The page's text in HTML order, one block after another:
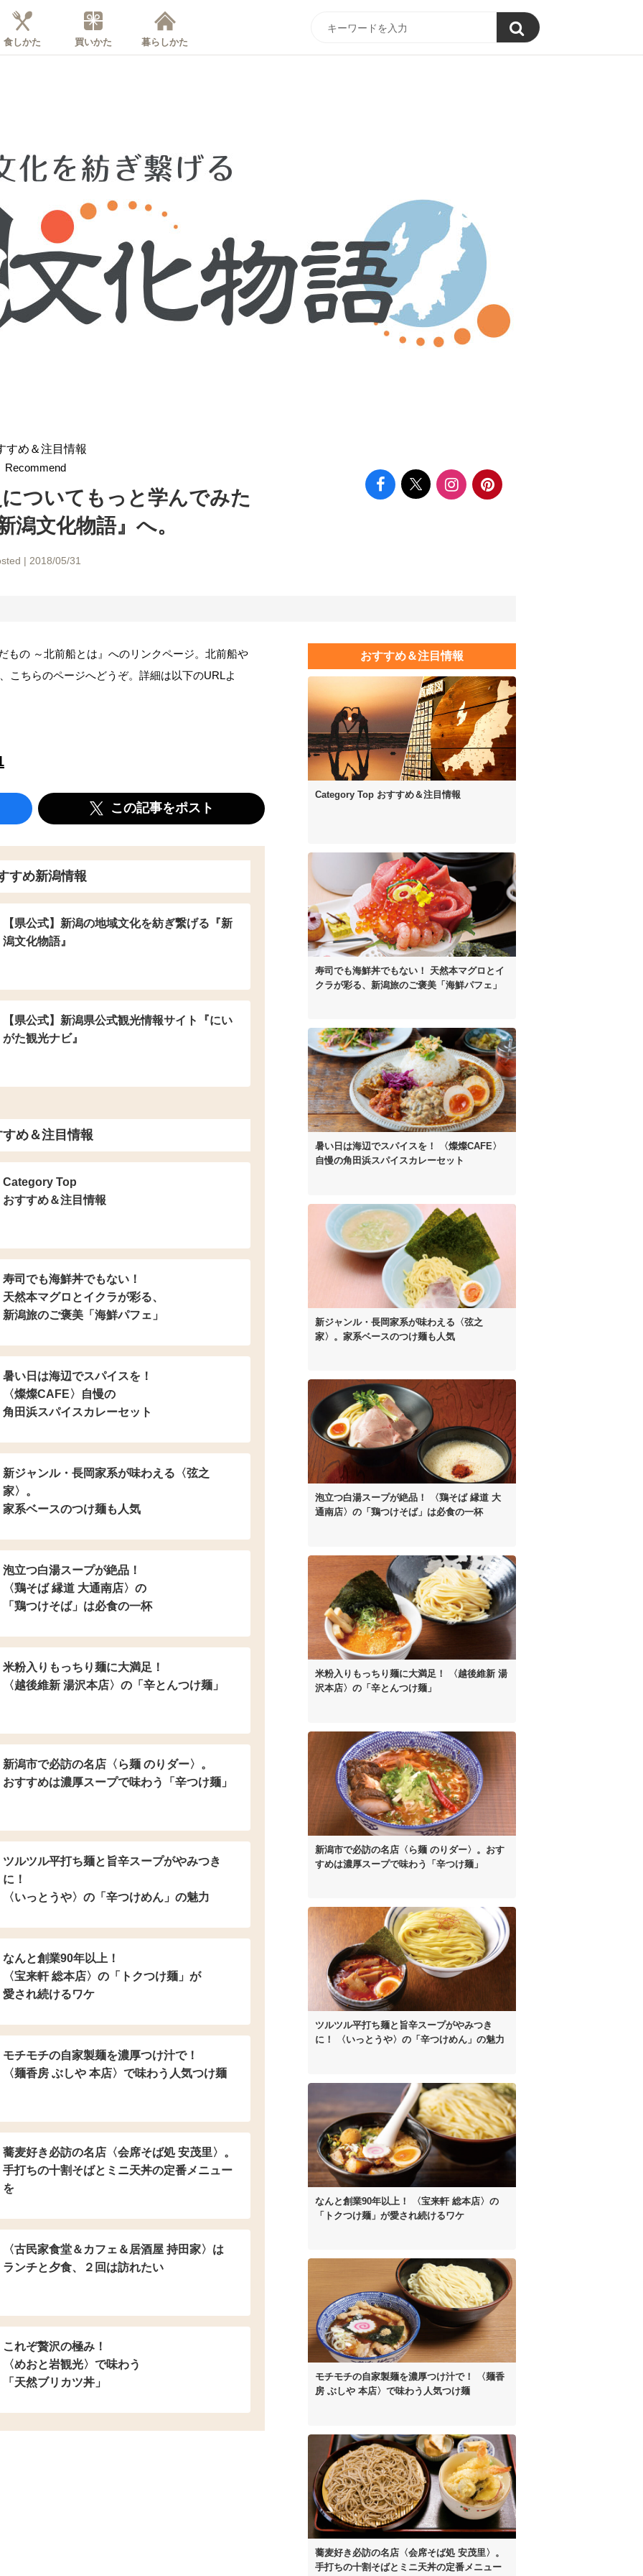
食しかた 買いかた 暮らしかた
すめ＆注目情報
Recommend
ついてもっと学んでみた
潟文化物語』へ。
| 2018/05/31
もの ～北前船とは』へのリンクページ。北前船や
こちらのページへどうぞ。詳細は以下のURLよ
この記事をポスト
すめ新潟情報
【県公式】新潟の地域文化を紡ぎ繋げる『新
潟文化物語』
【県公式】新潟県公式観光情報サイト『にい
がた観光ナビ』
め＆注目情報
Category Top
おすすめ＆注目情報
寿司でも海鮮丼でもない！
天然本マグロとイクラが彩る、
新潟旅のご褒美「海鮮パフェ」
暑い日は海辺でスパイスを！
〈燦燦CAFE〉自慢の
角田浜スパイスカレーセット
新ジャンル・長岡家系が味わえる〈弦之
家〉。
家系ベースのつけ麺も人気
泡立つ白湯スープが絶品！
〈鶏そば 縁道 大通南店〉の
「鶏つけそば」は必食の一杯
米粉入り もっちり麺に大満足！
〈越後維新 湯沢本店〉の 「辛とんつけ麺」
新潟市で必訪の名店 〈ら麺 のりダー〉。
おすすめは濃厚スープで味わう「辛つけ麺」
ツルツル平打ち麺と 旨辛スープがやみつき
に！
〈いっとうや〉の 「辛つけめん」の魅力
なんと創業90年以上！
〈宝来軒 総本店〉の 「トクつけ麺」が
愛され続けるワケ
モチモチの自家製麺を濃厚つけ汁で！
〈麺香房 ぶしや 本店〉 で味わう人気つけ麺
蕎麦好き必訪の名店 〈会席そば処 安茂里〉。
手打ちの十割そばと ミニ天丼の定番メニュー
を
〈古民家食堂＆カフェ ＆居酒屋 持田家〉は
ランチと夕食、２回は訪れたい
これぞ贅沢の極み！
〈めおと岩観光〉で味わう
「天然ブリカツ丼」
おすすめ＆注目情報
Category Top おすすめ＆注目情報
寿司でも海鮮丼でもない！ 天然本マグロとイ
クラが彩る、 新潟旅のご褒美「海鮮パフェ」
暑い日は海辺でスパイスを！
〈燦燦CAFE〉
自慢の角田浜スパイスカレーセット
新ジャンル・長岡家系が味わえる〈弦之
家〉。 家系ベースのつけ麺も人気
泡立つ白湯スープが絶品！
〈鶏そば 縁道 大
通南店〉の 「鶏つけそば」は必食の一杯
米粉入り もっちり麺に大満足！
〈越後維新 湯
沢本店〉の 「辛とんつけ麺」
新潟市で必訪の名店 〈ら麺 のりダー〉。 おす
すめは濃厚スープで味わう「辛つけ麺」
ツルツル平打ち麺と 旨辛スープがやみつき
に！
〈いっとうや〉の 「辛つけめん」の魅力
なんと創業90年以上！
〈宝来軒 総本店〉の
「トクつけ麺」が愛され続けるワケ
モチモチの自家製麺を濃厚つけ汁で！
〈麺香
房 ぶしや 本店〉 で味わう人気つけ麺
蕎麦好き必訪の名店 〈会席そば処 安茂里〉。
手打ちの十割そばと ミニ天丼の定番メニュー